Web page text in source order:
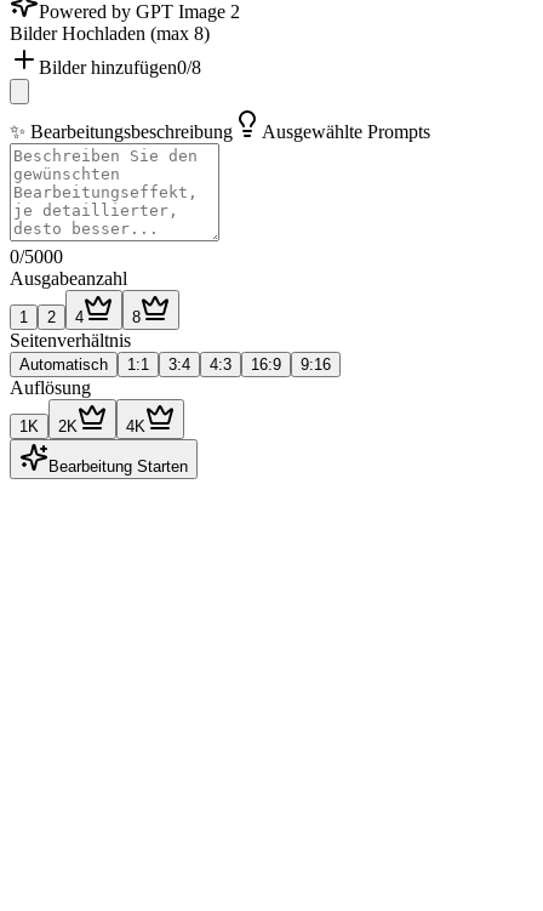
Powered by GPT Image 2
Bilder Hochladen (max 8)
Bilder hinzufügen0/8
✨ Bearbeitungsbeschreibung Ausgewählte Prompts
0/5000
Ausgabeanzahl
1 2 4 8
Seitenverhältnis
Automatisch 1:1 3:4 4:3 16:9 9:16
Auflösung
1K 2K 4K
Bearbeitung Starten